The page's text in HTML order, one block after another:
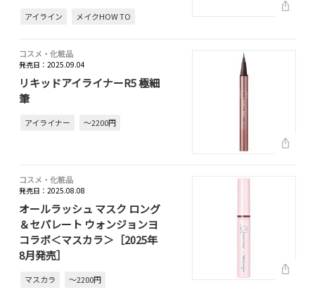
アイライン メイクHOW TO
コスメ・化粧品
発売日：2025.09.04
リキッドアイライナーR5 極細
筆
アイライナー ～2200円
コスメ・化粧品
発売日：2025.08.08
オールラッシュ マスク ロング
＆セパレート ウォンジョンヨ
コラボ＜マスカラ＞［2025年
8月発売］
マスカラ ～2200円